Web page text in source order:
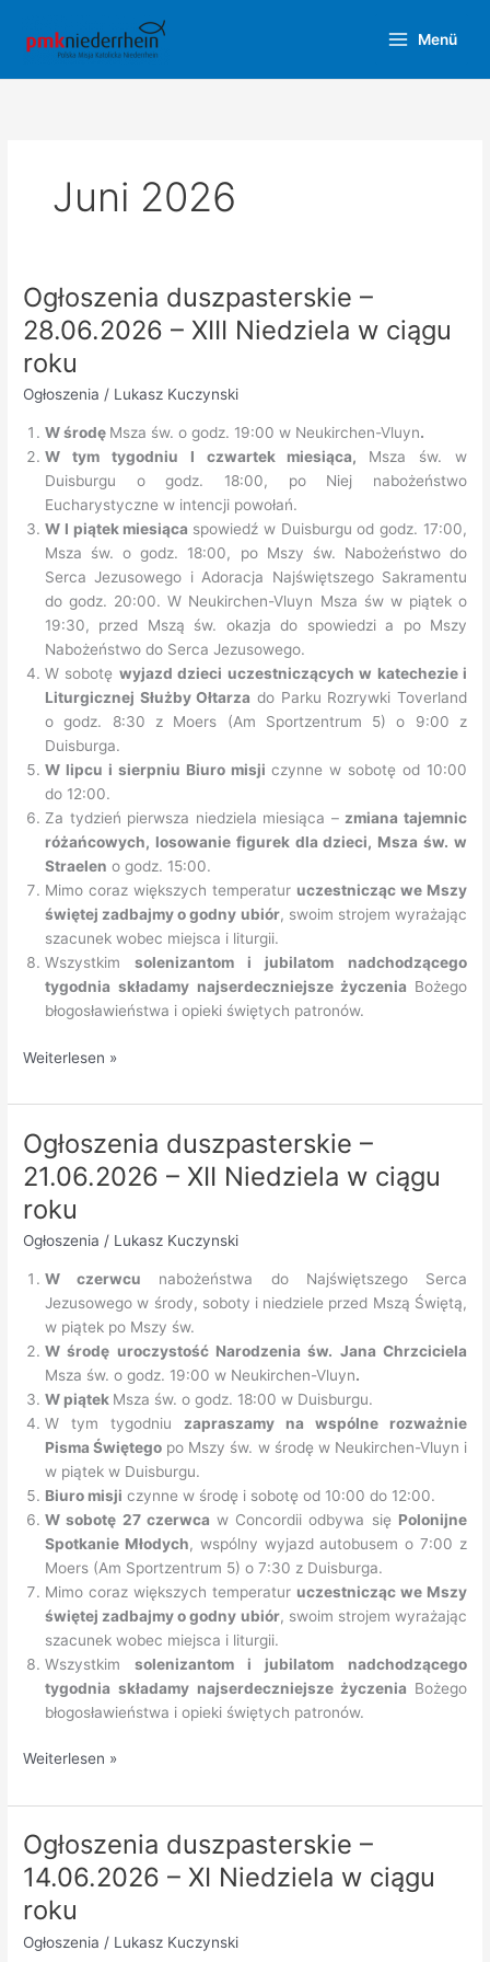
Inhalt
springen
Menü
Juni 2026
Ogłoszenia duszpasterskie –
28.06.2026 – XIII Niedziela w ciągu
roku
Ogłoszenia / Lukasz Kuczynski
W środę Msza św. o godz. 19:00 w Neukirchen-Vluyn.
W tym tygodniu I czwartek miesiąca, Msza św. w
Duisburgu o godz. 18:00, po Niej nabożeństwo
Eucharystyczne w intencji powołań.
W I piątek miesiąca spowiedź w Duisburgu od godz. 17:00,
Msza św. o godz. 18:00, po Mszy św. Nabożeństwo do
Serca Jezusowego i Adoracja Najświętszego Sakramentu
do godz. 20:00. W Neukirchen-Vluyn Msza św w piątek o
19:30, przed Mszą św. okazja do spowiedzi a po Mszy
Nabożeństwo do Serca Jezusowego.
W sobotę wyjazd dzieci uczestniczących w katechezie i
Liturgicznej Służby Ołtarza do Parku Rozrywki Toverland
o godz. 8:30 z Moers (Am Sportzentrum 5) o 9:00 z
Duisburga.
W lipcu i sierpniu Biuro misji czynne w sobotę od 10:00
do 12:00.
Za tydzień pierwsza niedziela miesiąca – zmiana tajemnic
różańcowych, losowanie figurek dla dzieci, Msza św. w
Straelen o godz. 15:00.
Mimo coraz większych temperatur uczestnicząc we Mszy
świętej zadbajmy o godny ubiór, swoim strojem wyrażając
szacunek wobec miejsca i liturgii.
Wszystkim solenizantom i jubilatom nadchodzącego
tygodnia składamy najserdeczniejsze życzenia Bożego
błogosławieństwa i opieki świętych patronów.
Ogłoszenia
–
–
XIII
Niedziela
w
ciągu
roku
Weiterlesen »
Ogłoszenia duszpasterskie –
21.06.2026 – XII Niedziela w ciągu
roku
Ogłoszenia / Lukasz Kuczynski
W czerwcu nabożeństwa do Najświętszego Serca
Jezusowego w środy, soboty i niedziele przed Mszą Świętą,
w piątek po Mszy św.
W środę uroczystość Narodzenia św. Jana Chrzciciela
Msza św. o godz. 19:00 w Neukirchen-Vluyn.
W piątek Msza św. o godz. 18:00 w Duisburgu.
W tym tygodniu zapraszamy na wspólne rozważnie
Pisma Świętego po Mszy św. w środę w Neukirchen-Vluyn i
w piątek w Duisburgu.
Biuro misji czynne w środę i sobotę od 10:00 do 12:00.
W sobotę 27 czerwca w Concordii odbywa się Polonijne
Spotkanie Młodych, wspólny wyjazd autobusem o 7:00 z
Moers (Am Sportzentrum 5) o 7:30 z Duisburga.
Mimo coraz większych temperatur uczestnicząc we Mszy
świętej zadbajmy o godny ubiór, swoim strojem wyrażając
szacunek wobec miejsca i liturgii.
Wszystkim solenizantom i jubilatom nadchodzącego
tygodnia składamy najserdeczniejsze życzenia Bożego
błogosławieństwa i opieki świętych patronów.
Ogłoszenia
–
21.06.2026
–
XII
Niedziela
ciągu
Weiterlesen »
Ogłoszenia duszpasterskie –
14.06.2026 – XI Niedziela w ciągu
roku
Ogłoszenia / Lukasz Kuczynski